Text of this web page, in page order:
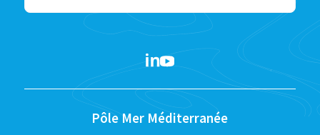
Pôle Mer Méditerranée